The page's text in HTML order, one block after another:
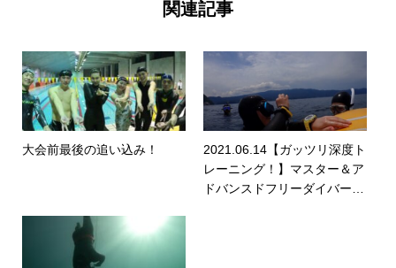
関連記事
大会前最後の追い込み！
2021.06.14【ガッツリ深度ト
レーニング！】マスター＆ア
ドバンスドフリーダイバーコ